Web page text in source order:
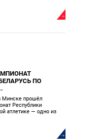
ПО
Минске прошёл
Республики
атлетике — одно из